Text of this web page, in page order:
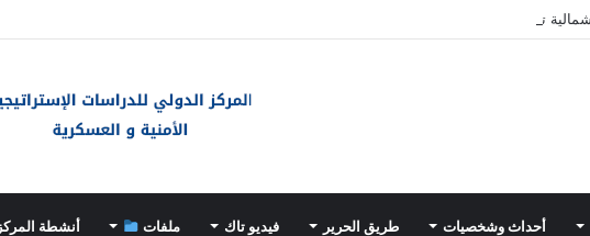
تتوعد بـ«خيارات عسكرية» مع تسارع وتيرة تسلّح اليابان
أحداث وشخصيات طريق الحرير فيديو تاك ملفات أنشطة المركز